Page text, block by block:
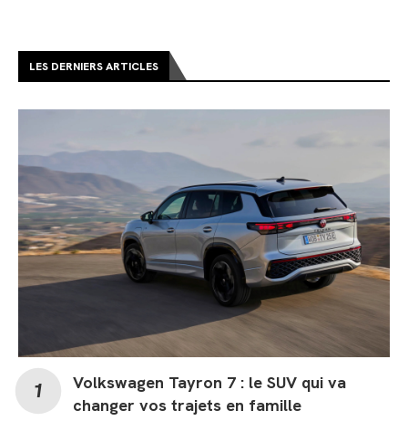
LES DERNIERS ARTICLES
Volkswagen Tayron 7 : le SUV qui va
changer vos trajets en famille